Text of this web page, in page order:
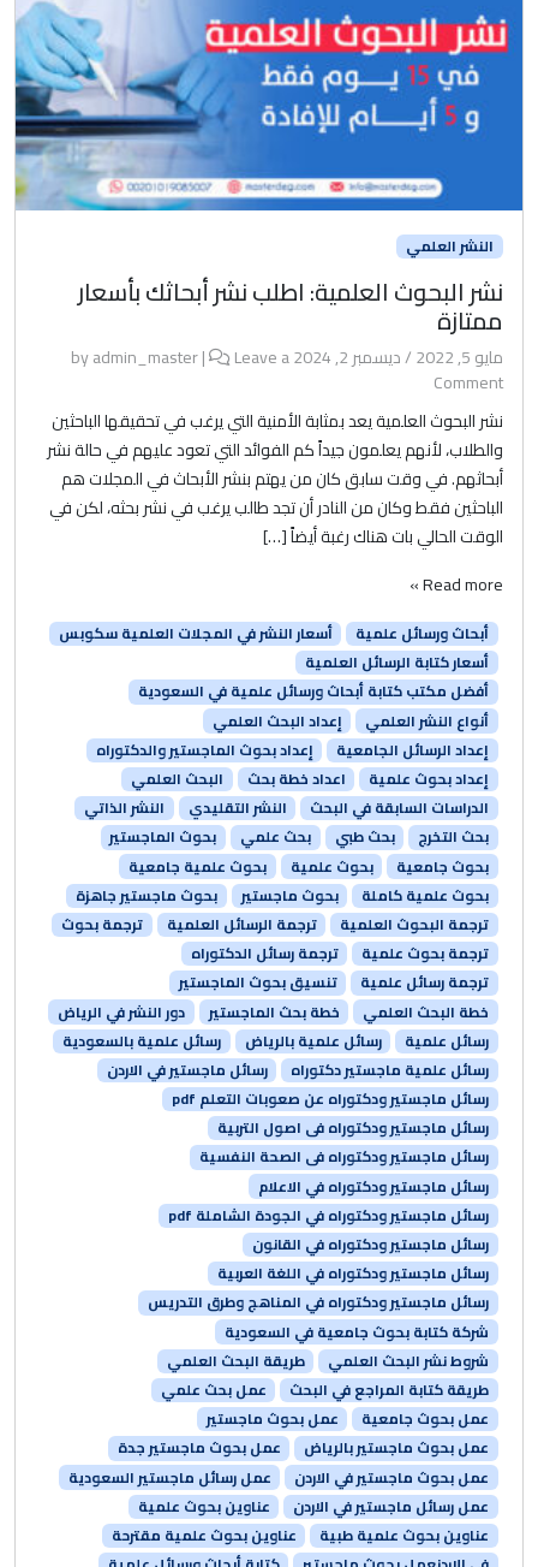
النشر العلمي
نشر البحوث العلمية: اطلب نشر أبحاثك بأسعار
ممتازة
مايو 5, 2022 /ديسمبر 2, 2024 admin_master|
Leave a
Comment
نشر البحوث العلمية يعد بمثابة الأمنية التي يرغب في تحقيقها الباحثين
والطلاب، لأنهم يعلمون جيداً كم الفوائد التي تعود عليهم في حالة نشر
أبحاثهم. في وقت سابق كان من يهتم بنشر الأبحاث في المجلات هم
الباحثين فقط وكان من النادر أن تجد طالب يرغب في نشر بحثه، لكن في
الوقت الحالي بات هناك رغبة أيضاً […]
Read more »
أبحاث ورسائل علمية
أسعار النشر في المجلات العلمية سكوبس
أسعار كتابة الرسائل العلمية
أفضل مكتب كتابة أبحاث ورسائل علمية في السعودية
أنواع النشر العلمي
إعداد البحث العلمي
إعداد الرسائل الجامعية
إعداد بحوث الماجستير والدكتوراه
إعداد بحوث علمية
اعداد خطة بحث
البحث العلمي
الدراسات السابقة في البحث
النشر التقليدي
النشر الذاتي
بحث التخرج
بحث طبي بحث علمي
بحوث الماجستير
بحوث جامعية
بحوث علمية
بحوث علمية جامعية
بحوث علمية كاملة
بحوث ماجستير
بحوث ماجستير جاهزة
ترجمة البحوث العلمية
ترجمة الرسائل العلمية
ترجمة بحوث
ترجمة بحوث علمية
ترجمة رسائل الدكتوراه
ترجمة رسائل علمية
تنسيق بحوث الماجستير
خطة البحث العلمي
خطة بحث الماجستير
دور النشر في الرياض
رسائل علمية
رسائل علمية بالرياض
رسائل علمية بالسعودية
رسائل علمية ماجستير دكتوراه
رسائل ماجستير في الاردن
رسائل ماجستير ودكتوراه عن صعوبات التعلم pdf
رسائل ماجستير ودكتوراه فى اصول التربية
رسائل ماجستير ودكتوراه فى الصحة النفسية
رسائل ماجستير ودكتوراه في الاعلام
رسائل ماجستير ودكتوراه في الجودة الشاملة pdf
رسائل ماجستير ودكتوراه في القانون
رسائل ماجستير ودكتوراه في اللغة العربية
رسائل ماجستير ودكتوراه في المناهج وطرق التدريس
شركة كتابة بحوث جامعية في السعودية
شروط نشر البحث العلمي
طريقة البحث العلمي
طريقة كتابة المراجع في البحث
عمل بحث علمي
عمل بحوث جامعية
عمل بحوث ماجستير
عمل بحوث ماجستير بالرياض
عمل بحوث ماجستير جدة
عمل بحوث ماجستير في الاردن
عمل رسائل ماجستير السعودية
عمل رسائل ماجستير في الاردن
عناوين بحوث علمية
عناوين بحوث علمية طبية
عناوين بحوث علمية مقترحة